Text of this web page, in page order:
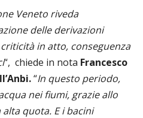
Veneto riveda
delle derivazioni
in atto, conseguenza
“, chiede in nota Francesco
“In questo periodo,
nei fiumi, grazie allo
quota. E i bacini